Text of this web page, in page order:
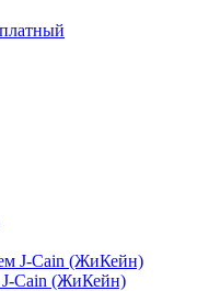
Cain (ЖиКейн)